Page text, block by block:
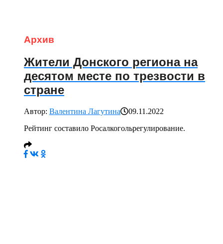
Архив
Жители Донского региона на
десятом месте по трезвости в
стране
Автор: Валентина Лагутина
09.11.2022
Рейтинг составило Росалкогольрегулирование.